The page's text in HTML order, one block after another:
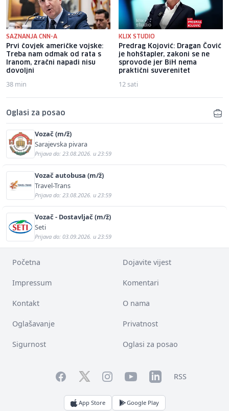
SAZNANJA CNN-A
Prvi čovjek američke vojske:
Treba nam odmak od rata s
Iranom, zračni napadi nisu
dovoljni
38 min
KLIX STUDIO
Predrag Kojović: Dragan Čović
je hohštapler, zakoni se ne
sprovode jer BiH nema
praktični suverenitet
12 sati
Oglasi za posao
Vozač (m/ž)
Sarajevska pivara
Prijava do: 23.08.2026. u 23:59
Vozač autobusa (m/ž)
Travel-Trans
Prijava do: 23.08.2026. u 23:59
Vozač - Dostavljač (m/ž)
Seti
Prijava do: 03.09.2026. u 23:59
Početna Dojavite vijest
Impressum Komentari
Kontakt O nama
Oglašavanje Privatnost
Sigurnost Oglasi za posao
FacebookTwitterInstagramYouTubeLinkedInRSS
App Store Google Play